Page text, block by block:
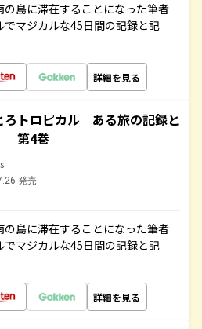
島に滞在することになった筆者
マジカルな45日間の記録と記
詳細を見る
ろトロピカル ある旅の記録と
第4巻
発売
島に滞在することになった筆者
マジカルな45日間の記録と記
詳細を見る